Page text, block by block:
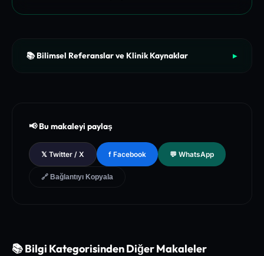
📚 Bilimsel Referanslar ve Klinik Kaynaklar ▶
l Database of Peer-Reviewed Clinical Trials
[3]
The Lancet - Global Health and Preventive Medicine Guidel
ines for Chronic Metabolic Syndrome Management
📢 Bu makaleyi paylaş
𝕏 Twitter / X f Facebook 💬 WhatsApp
🔗 Bağlantıyı Kopyala
📚 Bilgi Kategorisinden Diğer Makaleler